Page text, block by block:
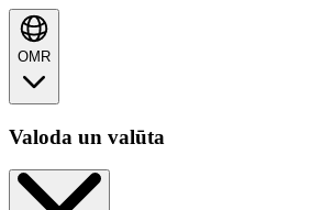
OMR
Valoda un valūta